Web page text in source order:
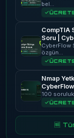
bel…
CompTIA
Soru |
CyberFlow
özgün…
Nmap
CyberFlow
100
🆓